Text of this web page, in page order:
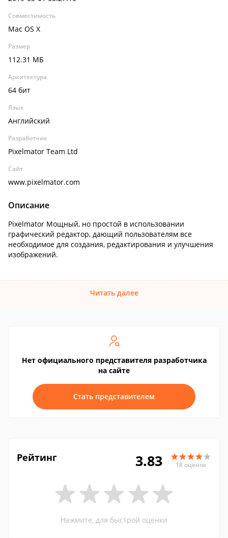
Совместимость
Mac OS X
Размер
112.31 МБ
Архитектура
64 бит
Язык
Английский
Разработчик
Pixelmator Team Ltd
Сайт
www.pixelmator.com
Описание
Pixelmator Мощный, но простой в использовании
графический редактор, дающий пользователям все
необходимое для создания, редактирования и улучшения
изображений.
Читать далее
Нет официального представителя разработчика
на сайте
Стать представителем
Рейтинг 3.83 18 оценок
Нажмите, для быстрой оценки